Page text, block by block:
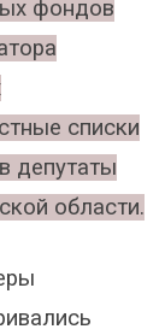
фондов
списки
депутаты
области.